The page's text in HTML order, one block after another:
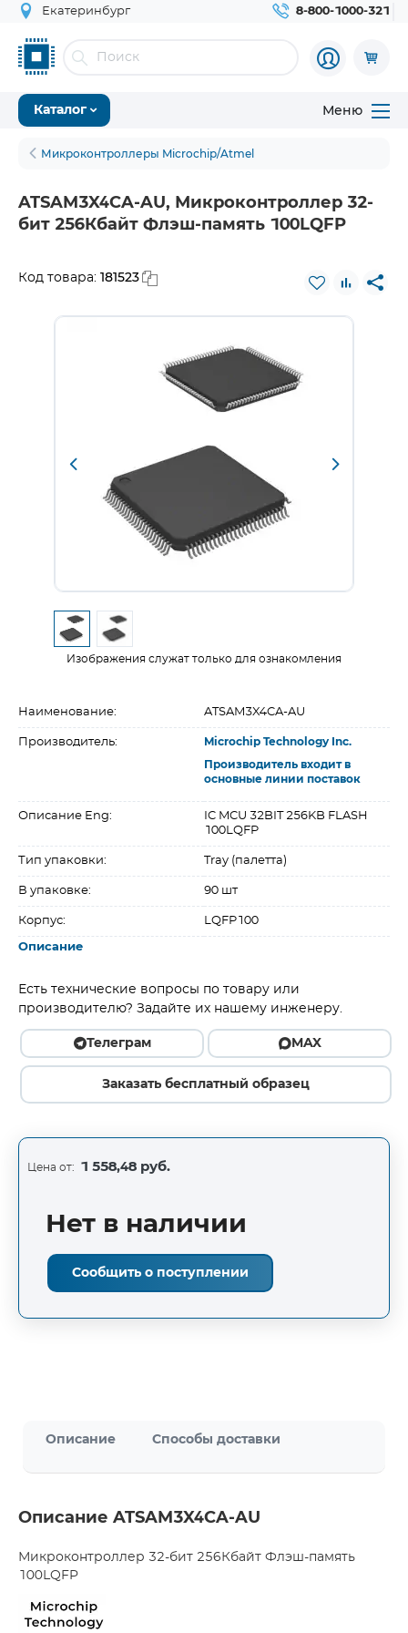
Екатеринбург 8-800-1000-321
Каталог Меню
Микроконтроллеры Microchip/Atmel
ATSAM3X4CA-AU, Микроконтроллер 32-
бит 256Кбайт Флэш-память 100LQFP
Код товара: 181523
Изображения служат только для ознакомления
Наименование: ATSAM3X4CA-AU
Производитель: Microchip Technology Inc.
Производитель входит в
основные линии поставок
Описание Eng:
IC MCU 32BIT 256KB FLASH
100LQFP
Тип упаковки: Tray (палетта)
В упаковке: 90 шт
Корпус: LQFP100
Описание
Есть технические вопросы по товару или
производителю? Задайте их нашему инженеру.
Телеграм MAX
Заказать бесплатный образец
Цена от: 1 558,48 руб.
Нет в наличии
Сообщить о поступлении
Описание Способы доставки
Описание ATSAM3X4CA-AU
Микроконтроллер 32-бит 256Кбайт Флэш-память
100LQFP